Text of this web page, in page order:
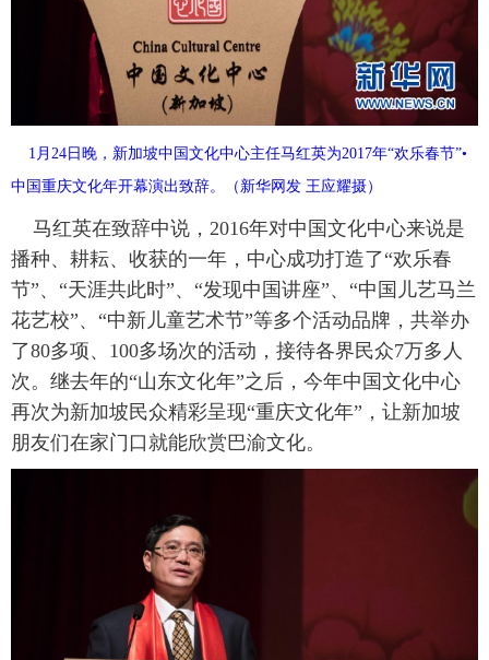
1月24日晚，新加坡中国文化中心主任马红英为2017年“欢乐春节”•
中国重庆文化年开幕演出致辞。（新华网发 王应耀摄）
马红英在致辞中说，2016年对中国文化中心来说是
播种、耕耘、收获的一年，中心成功打造了“欢乐春
节”、“天涯共此时”、“发现中国讲座”、“中国儿艺马兰
花艺校”、“中新儿童艺术节”等多个活动品牌，共举办
了80多项、100多场次的活动，接待各界民众7万多人
次。继去年的“山东文化年”之后，今年中国文化中心
再次为新加坡民众精彩呈现“重庆文化年”，让新加坡
朋友们在家门口就能欣赏巴渝文化。